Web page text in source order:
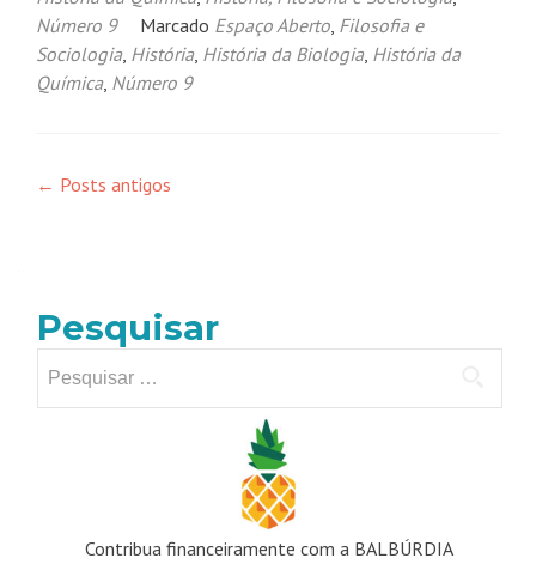
Número 9
Marcado Espaço Aberto, Filosofia e
Sociologia, História, História da Biologia, História da
Química, Número 9
Navegação
← Posts antigos
Pesquisar
por:
Contribua financeiramente com a BALBÚRDIA